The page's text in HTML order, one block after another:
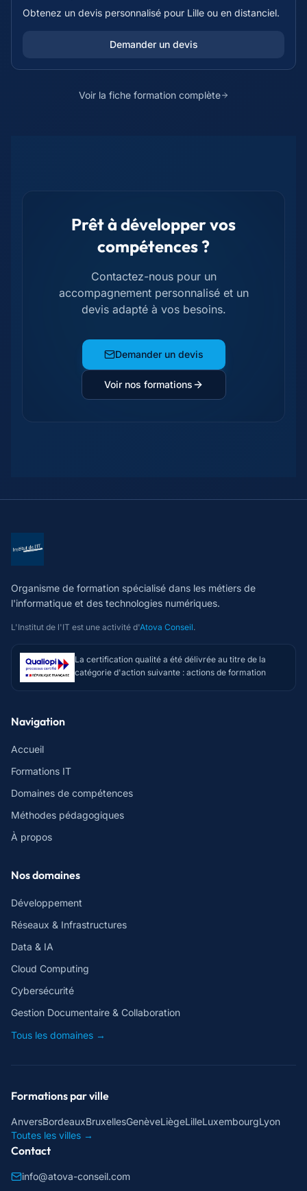
Obtenez un devis personnalisé pour Lille ou en distanciel.
Demander un devis
Voir la fiche formation complète
Prêt à développer vos
compétences ?
Contactez-nous pour un
accompagnement personnalisé et un
devis adapté à vos besoins.
Demander un devis
Voir nos formations
Organisme de formation spécialisé dans les métiers de
l'informatique et des technologies numériques.
L'Institut de l'IT est une activité d'Atova Conseil.
La certification qualité a été délivrée au titre de la
catégorie d'action suivante : actions de formation
Navigation
Accueil
Formations IT
Domaines de compétences
Méthodes pédagogiques
À propos
Nos domaines
Développement
Réseaux & Infrastructures
Data & IA
Cloud Computing
Cybersécurité
Gestion Documentaire & Collaboration
Tous les domaines →
Formations par ville
AnversBordeauxBruxellesGenèveLiègeLilleLuxembourgLyon
Toutes les villes →
Contact
info@atova-conseil.com